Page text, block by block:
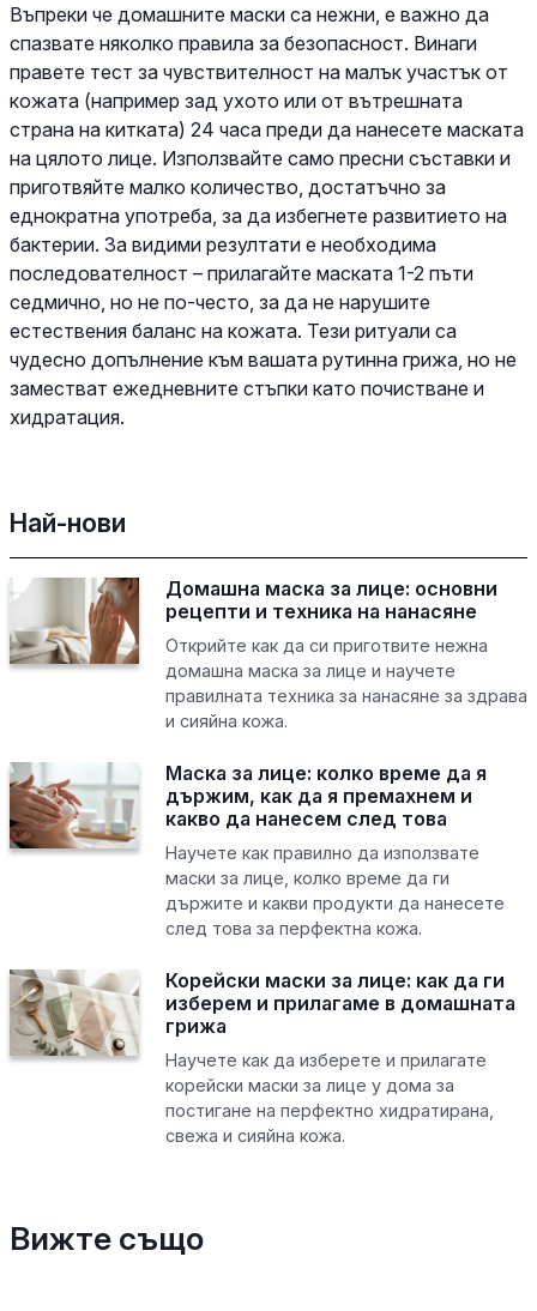
Въпреки че домашните маски са нежни, е важно да
спазвате няколко правила за безопасност. Винаги
правете тест за чувствителност на малък участък от
кожата (например зад ухото или от вътрешната
страна на китката) 24 часа преди да нанесете маската
на цялото лице. Използвайте само пресни съставки и
приготвяйте малко количество, достатъчно за
еднократна употреба, за да избегнете развитието на
бактерии. За видими резултати е необходима
последователност – прилагайте маската 1-2 пъти
седмично, но не по-често, за да не нарушите
естествения баланс на кожата. Тези ритуали са
чудесно допълнение към вашата рутинна грижа, но не
заместват ежедневните стъпки като почистване и
хидратация.
Най-нови
Домашна маска за лице: основни
рецепти и техника на нанасяне
Открийте как да си приготвите нежна
домашна маска за лице и научете
правилната техника за нанасяне за здрава
и сияйна кожа.
Маска за лице: колко време да я
държим, как да я премахнем и
какво да нанесем след това
Научете как правилно да използвате
маски за лице, колко време да ги
държите и какви продукти да нанесете
след това за перфектна кожа.
Корейски маски за лице: как да ги
изберем и прилагаме в домашната
грижа
Научете как да изберете и прилагате
корейски маски за лице у дома за
постигане на перфектно хидратирана,
свежа и сияйна кожа.
Вижте също